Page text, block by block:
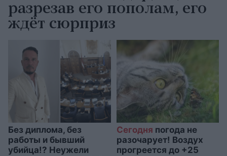
разрезав его пополам, его
ждёт сюрприз
Без диплома, без
работы и бывший
убийца!? Неужели
Сегодня погода не
разочарует! Воздух
прогреется до +25